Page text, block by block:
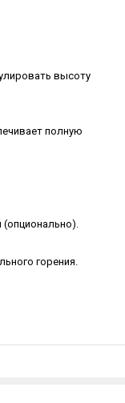
высоту
полную
горения.